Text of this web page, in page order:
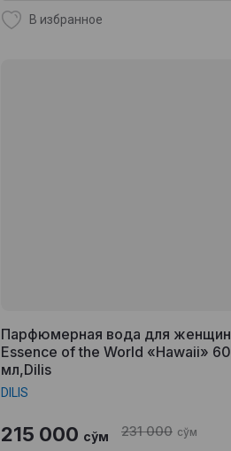
В избранное
Парфюмерная вода для женщин
Essence of the World «Hawaii» 60
мл,Dilis
DILIS
231 000 сўм
215 000 сўм